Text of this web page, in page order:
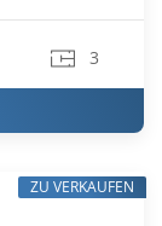
3
ZU VERKAUFEN